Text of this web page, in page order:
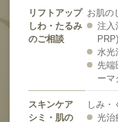
リフトアップ
しわ・たるみ
のご相談
お肌の
注入
PRP)
水光
先端
ーマ
スキンケア
シミ・肌の
しみ・
光治